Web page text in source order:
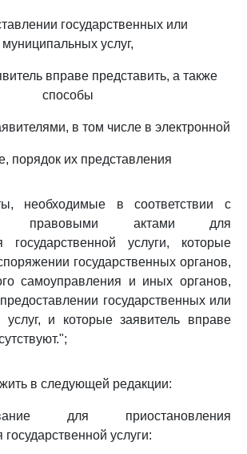
государственных или
муниципальных услуг,
вправе представить, а также
способы
в том числе в электронной
порядок их представления
необходимые в соответствии с
правовыми актами для
государственной услуги, которые
государственных органов,
самоуправления и иных органов,
государственных или
услуг, и которые заявитель вправе
в следующей редакции:
для приостановления
услуги: